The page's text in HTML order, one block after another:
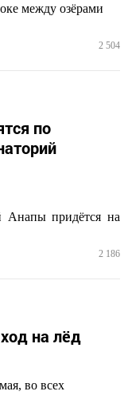
между озёрами
2 504
по
Анапы придётся на
2 186
на лёд
во всех